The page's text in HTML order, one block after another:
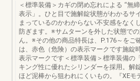
＜標準装備＞カギの閉め忘れによる “無
表示」。ひと目で施解錠状態がわかるサ
まっているのかわからない不安感をなく
防ぎます。※サムターンを外した状態で
ん。※その他の商品特長は、P.176～をご
は、赤色（危険）の表示マークです施錠
表示マークです＜標準装備＞標準装備の
キング性に優れたシリンダーを採用。解
ほど泥棒から狙われにくいもの。『XEモ